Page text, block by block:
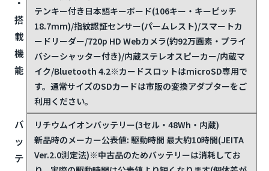
搭
載
機
能
テンキー付き日本語キーボード(106キー・キーピッチ
18.7mm)/指紋認証センサー(パームレスト)/スマートカ
ードリーダー/720p HD Webカメラ(約92万画素・プライ
バシーシャッター付き)/内蔵ステレオスピーカー/内蔵マ
イク/Bluetooth 4.2※カードスロットはmicroSD専用で
す。通常サイズのSDカードは市販の変換アダプターをご
利用ください。
バ
ッ
テ
リチウムイオンバッテリー(3セル・48Wh・内蔵)
新品時のメーカー公表値: 駆動時間 最大約10時間(JEITA
Ver.2.0測定法)※中古品のためバッテリーは消耗してお